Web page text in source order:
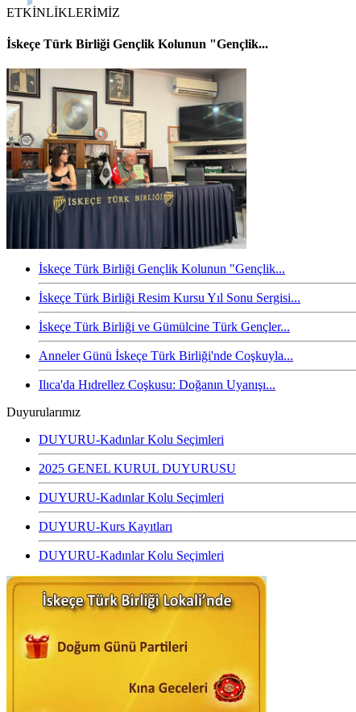
ETKİNLİKLERİMİZ
İskeçe Türk Birliği Gençlik Kolunun "Gençlik...
İskeçe Türk Birliği Gençlik Kolunun "Gençlik...
İskeçe Türk Birliği Resim Kursu Yıl Sonu Sergisi...
İskeçe Türk Birliği ve Gümülcine Türk Gençler...
Anneler Günü İskeçe Türk Birliği'nde Coşkuyla...
Ilıca'da Hıdrellez Coşkusu: Doğanın Uyanışı...
Duyurularımız
DUYURU-Kadınlar Kolu Seçimleri
2025 GENEL KURUL DUYURUSU
DUYURU-Kadınlar Kolu Seçimleri
DUYURU-Kurs Kayıtları
DUYURU-Kadınlar Kolu Seçimleri